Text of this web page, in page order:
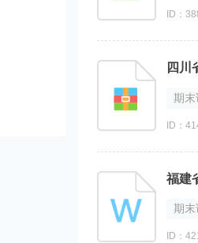
ID：
四川
期末
ID：
福建
期末
ID：